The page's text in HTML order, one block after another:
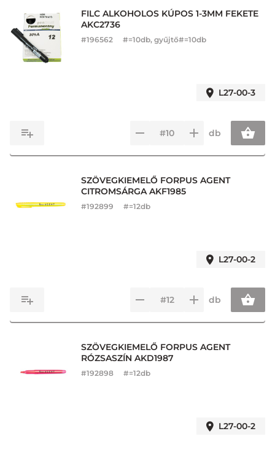
FILC ALKOHOLOS KÚPOS 1-3MM FEKETE
AKC2736
#196562 #=10db, gyűjtő#=10db
L27-00-3
db
SZÖVEGKIEMELŐ FORPUS AGENT
CITROMSÁRGA AKF1985
#192899 #=12db
L27-00-2
db
SZÖVEGKIEMELŐ FORPUS AGENT
RÓZSASZÍN AKD1987
#192898 #=12db
L27-00-2